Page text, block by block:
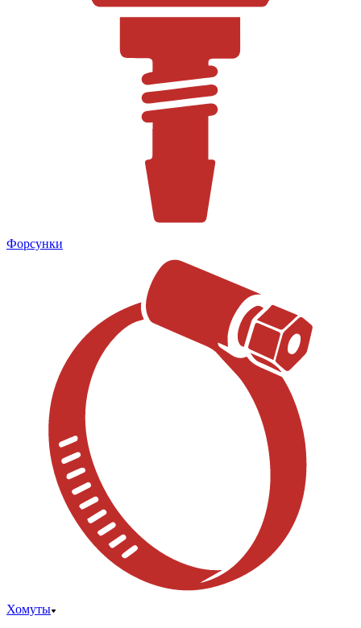
Форсунки
Хомуты